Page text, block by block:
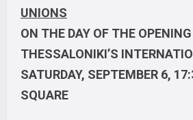
UNIONS
ON THE DAY OF THE
THESSALONIKI’S
SATURDAY, SEPTEMBER 6,
SQUARE